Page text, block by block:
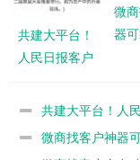
共建大平台！
人民日报客户
观赏石协会
微
器
共建大平台！人
微商找客户神器